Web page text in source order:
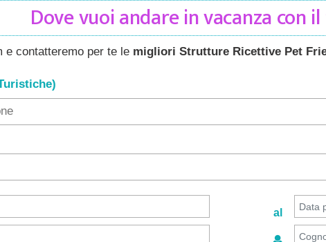
Dove vuoi andare in vacanza con
e contatteremo per te le migliori Strutture Ricettive Pet
)
al